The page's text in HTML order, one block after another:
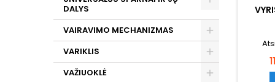
DALYS
VAIRAVIMO MECHANIZMAS
VARIKLIS
VAŽIUOKLĖ